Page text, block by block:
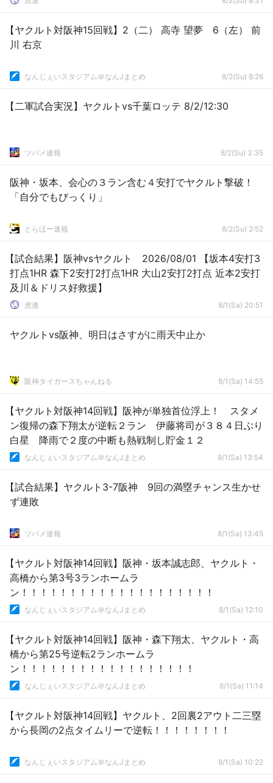
【ヤクルト対阪神15回戦】2（二） 高寺 望夢 6（左） 前
川 右京
なんじぇいスタジアム＠なんJまとめ 8/2(Su) 8:26
【二軍試合実況】ヤクルトvs千葉ロッテ 8/2/12:30
ツバメ速報 8/2(Su) 3:35
阪神・坂本、会心の３ラン含む４安打でヤクルト撃破！
「自分でもびっくり」
とらほー速報 8/2(Su) 2:52
【試合結果】阪神vsヤクルト 2026/08/01 【坂本4安打3
打点1HR 森下2安打2打点1HR 大山2安打2打点 近本2安打
及川＆ドリス好救援】
虎速 8/1(Sa) 20:51
ヤクルトvs阪神、明日はさすがに雨天中止か
阪神タイガースちゃんねる 8/1(Sa) 14:55
【ヤクルト対阪神14回戦】阪神が単独首位浮上！ スタメ
ン復帰の森下翔太が逆転２ラン 伊藤将司が３８４日ぶり
白星 降雨で２度の中断も熱戦制し貯金１２
なんじぇいスタジアム＠なんJまとめ 8/1(Sa) 13:54
【試合結果】ヤクルト3-7阪神 9回の満塁チャンス生かせ
ず連敗
ツバメ速報 8/1(Sa) 13:45
【ヤクルト対阪神14回戦】阪神・坂本誠志郎、ヤクルト・
高橋から第3号3ランホームラ
ン！！！！！！！！！！！！！！！！！！！！
なんじぇいスタジアム＠なんJまとめ 8/1(Sa) 12:10
【ヤクルト対阪神14回戦】阪神・森下翔太、ヤクルト・高
橋から第25号逆転2ランホームラ
ン！！！！！！！！！！！！！！！！！！
なんじぇいスタジアム＠なんJまとめ 8/1(Sa) 11:14
【ヤクルト対阪神14回戦】ヤクルト、2回裏2アウト二三塁
から長岡の2点タイムリーで逆転！！！！！！！！
なんじぇいスタジアム＠なんJまとめ 8/1(Sa) 10:22